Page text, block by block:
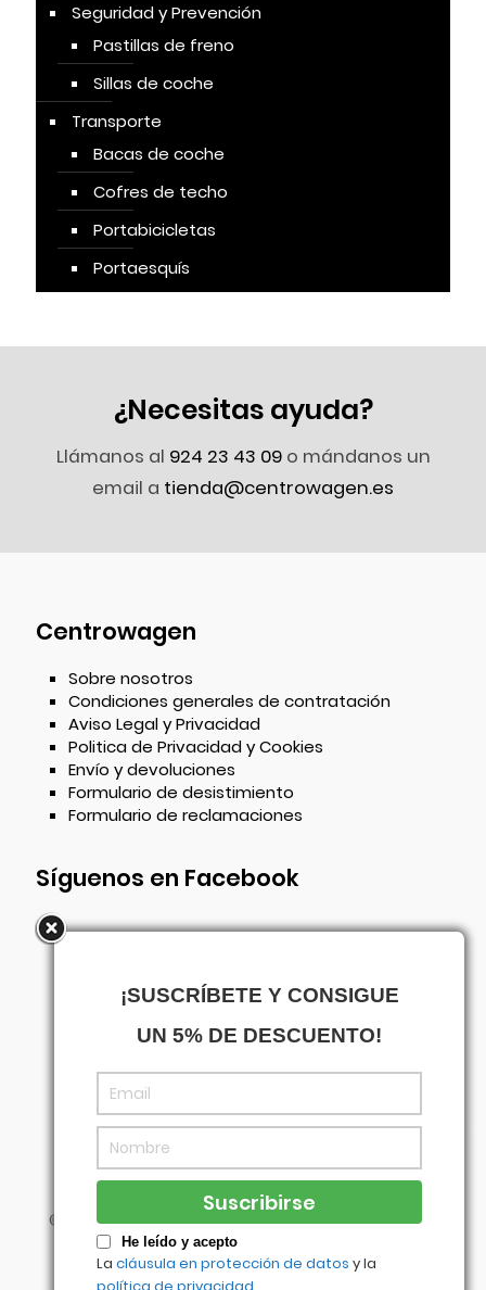
Seguridad y Prevención
Pastillas de freno
Sillas de coche
Transporte
Bacas de coche
Cofres de techo
Portabicicletas
Portaesquís
¿Necesitas ayuda?
Llámanos al 924 23 43 09o mándanos un
email a tienda@centrowagen.es
Centrowagen
Sobre nosotros
Condiciones generales de contratación
Aviso Legal y Privacidad
Politica de Privacidad y Cookies
Envío y devoluciones
Formulario de desistimiento
Formulario de reclamaciones
Síguenos en Facebook
© Centrowagen- Diseñado con porAgencia
Visual
¡SUSCRÍBETE Y CONSIGUE
UN 5% DE DESCUENTO!
He leído y acepto
La cláusula en protección de datos y la